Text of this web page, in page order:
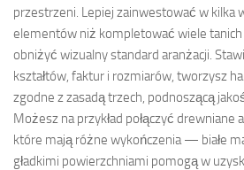
przestrzeni. Lepiej zainwestować w kilka
elementów niż kompletować wiele
obniżyć wizualny standard aranżacji.
kształtów, faktur i rozmiarów, tworzysz
zgodne z zasadą trzech, podnoszącą
Możesz na przykład połączyć drewniane
które mają różne wykończenia — białe
gładkimi powierzchniami pomogą w